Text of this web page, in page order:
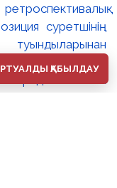
суретшінің
туындыларынан
еңбектеріне
🔸Павел
ҚАБЫЛДАУ